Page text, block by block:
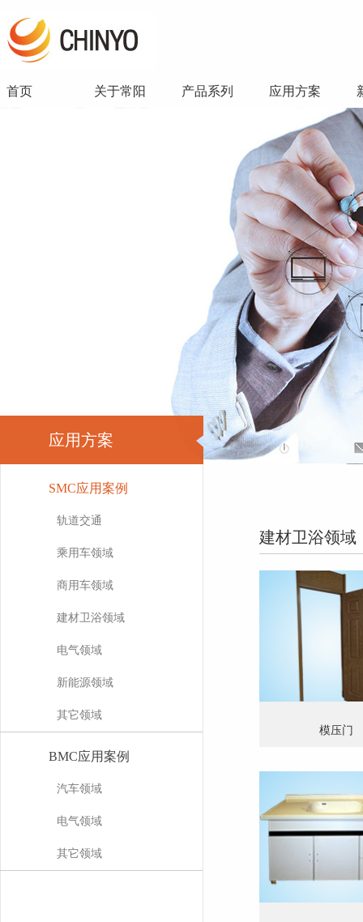
首页 关于常阳 产品系列 应用方案
应用方案
SMC应用案例
轨道交通
乘用车领域
商用车领域
建材卫浴领域
电气领域
新能源领域
其它领域
BMC应用案例
汽车领域
电气领域
其它领域
建材卫浴领域
模压门